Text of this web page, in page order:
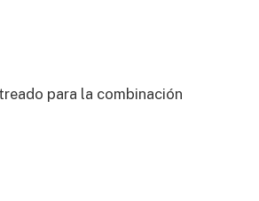
para la combinación